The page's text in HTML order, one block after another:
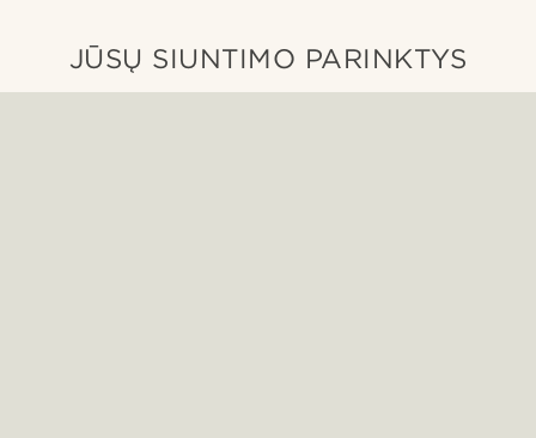
JŪSŲ SIUNTIMO PARINKTYS